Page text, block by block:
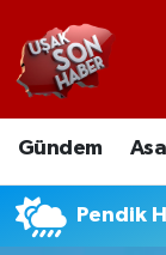
Gündem
Pendik
Uşak
Uşak
Uşak